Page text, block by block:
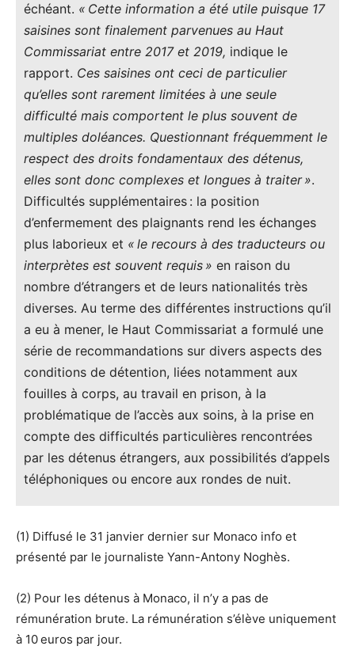
échéant. « Cette information a été utile puisque 17
saisines sont finalement parvenues au Haut
Commissariat entre 2017 et 2019, indique le
rapport. Ces saisines ont ceci de particulier
qu’elles sont rarement limitées à une seule
difficulté mais comportent le plus souvent de
multiples doléances. Questionnant fréquemment le
respect des droits fondamentaux des détenus,
elles sont donc complexes et longues à traiter ».
Difficultés supplémentaires : la position
d’enfermement des plaignants rend les échanges
plus laborieux et « le recours à des traducteurs ou
interprètes est souvent requis » en raison du
nombre d’étrangers et de leurs nationalités très
diverses. Au terme des différentes instructions qu’il
a eu à mener, le Haut Commissariat a formulé une
série de recommandations sur divers aspects des
conditions de détention, liées notamment aux
fouilles à corps, au travail en prison, à la
problématique de l’accès aux soins, à la prise en
compte des difficultés particulières rencontrées
par les détenus étrangers, aux possibilités d’appels
téléphoniques ou encore aux rondes de nuit.
(1) Diffusé le 31 janvier dernier sur Monaco info et
présenté par le journaliste Yann-Antony Noghès.
(2) Pour les détenus à Monaco, il n’y a pas de
rémunération brute. La rémunération s’élève uniquement
à 10 euros par jour.